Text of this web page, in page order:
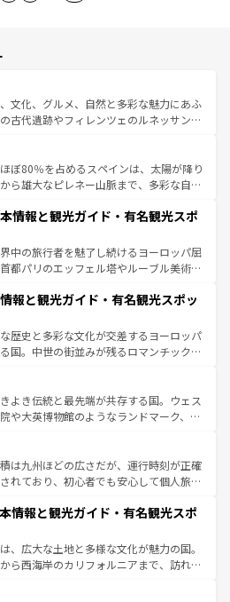
文化、グルメ、自然と多彩な魅力にあふ
の古代遺跡やフィレンツェのルネッサンス
の美しい田園風景やアマルフィ海岸の絶
も見逃せない。観光の合間には、本場の
、絶品のイタリア料理を堪能することも
リアで、忘れられない旅をしてみよう！
リア情報は
ぼ80％を占めるスペインは、太陽が降り
ら雄大なピレネー山脈まで、多彩な自然
国では、情熱的なフラメンコ、熱気あふ
美味しいタパスが生活の一部となってい
ドの洗練された雰囲気や、バルセロナの
角から、地方では古代ローマ遺跡や中世
て風土や気候が異なるスペインはその個
参照してほしい。
情報と観光ガイド・有名観光スポ
中の旅行者を魅了し続けるヨーロッパ屈
都パリのエッフェル塔やルーブル美術館
詰まっている。華麗な宮殿、歴史的な大
チ、そして豊かな自然が、訪れる者を心
た、フランスは美食の国としても知ら
はユネスコ無形文化遺産にも登録されて
ー畑など、多彩な楽しみ方が可能だ。さ
地域にも魅力が溢れており、どの街角に
化が息づいている。パリ以外の個性あふ
。
報と観光ガイド・有名観光スポッ
歴史と多彩な文化が交差するヨーロッパ
国。中世の街並みが残るロマンチック街
、どこを歩いても飽きることがない。ベ
気、バイエルン州のアルプスの絶景、そ
のワイン畑といった風景は必見。ビール
ぜひ体験してほしい。 なお、新着の
テンツ一覧を参照してほしい。
よき伝統と最先端が共存する国。ウェス
や大英博物館のようなランドマーク、歴
魅力がある。また、優雅なアフタヌーン
きにはたまらない英国パブ、サッカー観
らこそできる体験も豊富。イギリスを旅
てほしい。
は九州ほどの広さだが、運行時刻が正確
れており、初心者でも安心して個人旅行
残る町や、スイスならではのユニークな
ルプス観光だけでなく町歩きも満喫する
民の所得が高いため物価も高いが、旅行
提供のサービスもあり、うまく活用すれ
情報と観光ガイド・有名観光スポ
、広大な土地と多様な文化が魅力の国。
ら西海岸のカリフォルニアまで、訪れる
は、観光、ショッピング、エンターテイ